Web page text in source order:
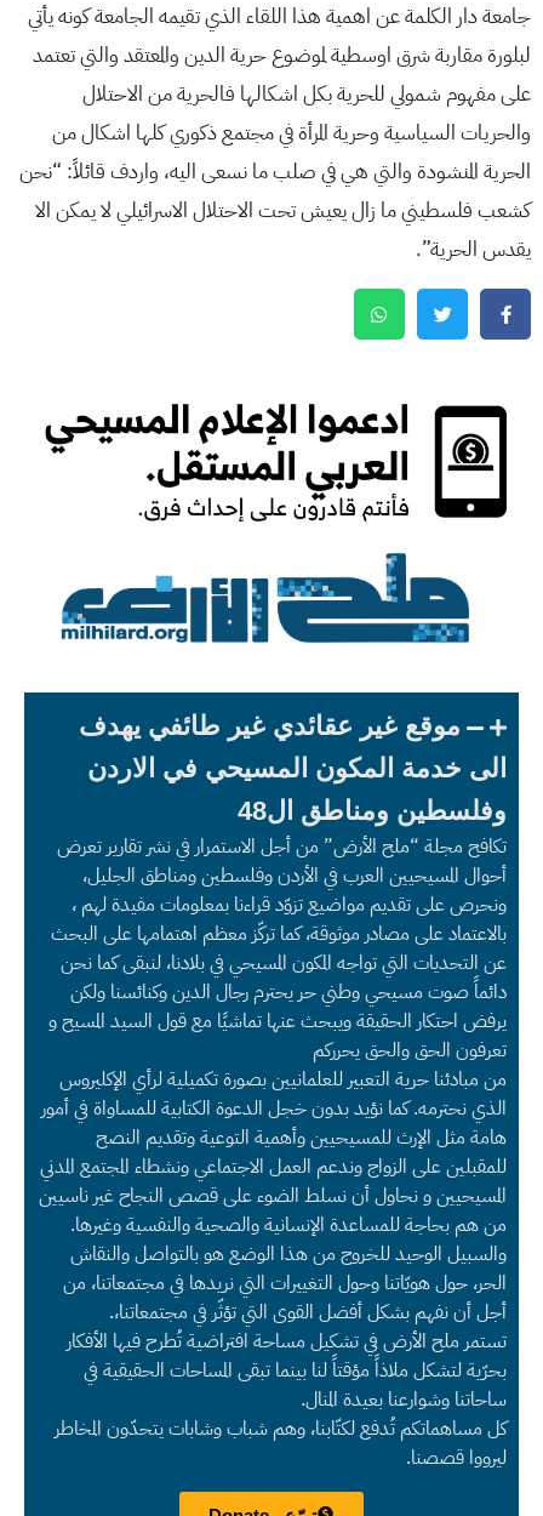
جامعة دار الكلمة عن اهمية هذا اللقاء الذي تقيمه الجامعة كونه يأتي
لبلورة مقاربة شرق اوسطية لموضوع حرية الدين والمعتقد والتي تعتمد
على مفهوم شمولي للحرية بكل اشكالها فالحرية من الاحتلال
والحريات السياسية وحرية المرأة في مجتمع ذكوري كلها اشكال من
الحرية المنشودة والتي هي في صلب ما نسعى اليه، واردف قائلاً: “نحن
كشعب فلسطيني ما زال يعيش تحت الاحتلال الاسرائيلي لا يمكن الا
يقدس الحرية”.
موقع غير عقائدي غير طائفي يهدف
الى خدمة المكون المسيحي في الاردن
وفلسطين ومناطق ال48
تكافح مجلة “ملح الأرض” من أجل الاستمرار في نشر تقارير تعرض
أحوال المسيحيين العرب في الأردن وفلسطين ومناطق الجليل،
ونحرص على تقديم مواضيع تزوّد قراءنا بمعلومات مفيدة لهم ،
بالاعتماد على مصادر موثوقة، كما تركّز معظم اهتمامها على البحث
عن التحديات التي تواجه المكون المسيحي في بلادنا، لنبقى كما نحن
دائماً صوت مسيحي وطني حر يحترم رجال الدين وكنائسنا ولكن
يرفض احتكار الحقيقة ويبحث عنها تماشيًا مع قول السيد المسيح و
تعرفون الحق والحق يحرركم
من مبادئنا حرية التعبير للعلمانيين بصورة تكميلية لرأي الإكليروس
الذي نحترمه. كما نؤيد بدون خجل الدعوة الكتابية للمساواة في أمور
هامة مثل الإرث للمسيحيين وأهمية التوعية وتقديم النصح
للمقبلين على الزواج وندعم العمل الاجتماعي ونشطاء المجتمع المدني
المسيحيين و نحاول أن نسلط الضوء على قصص النجاح غير ناسيين
من هم بحاجة للمساعدة الإنسانية والصحية والنفسية وغيرها.
والسبيل الوحيد للخروج من هذا الوضع هو بالتواصل والنقاش
الحر، حول هويّاتنا وحول التغييرات التي نريدها في مجتمعاتنا، من
أجل أن نفهم بشكل أفضل القوى التي تؤثّر في مجتمعاتنا،.
تستمر ملح الأرض في تشكيل مساحة افتراضية تُطرح فيها الأفكار
بحرّية لتشكل ملاذاً مؤقتاً لنا بينما تبقى المساحات الحقيقية في
ساحاتنا وشوارعنا بعيدة المنال.
كل مساهماتكم تُدفع لكتّابنا، وهم شباب وشابات يتحدّون المخاطر
ليرووا قصصنا.